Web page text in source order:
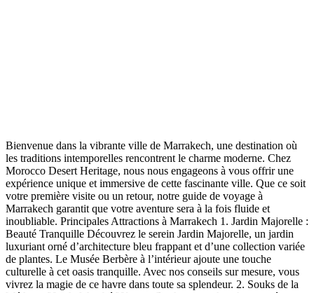
Bienvenue dans la vibrante ville de Marrakech, une destination où
les traditions intemporelles rencontrent le charme moderne. Chez
Morocco Desert Heritage, nous nous engageons à vous offrir une
expérience unique et immersive de cette fascinante ville. Que ce soit
votre première visite ou un retour, notre guide de voyage à
Marrakech garantit que votre aventure sera à la fois fluide et
inoubliable. Principales Attractions à Marrakech 1. Jardin Majorelle :
Beauté Tranquille Découvrez le serein Jardin Majorelle, un jardin
luxuriant orné d’architecture bleu frappant et d’une collection variée
de plantes. Le Musée Berbère à l’intérieur ajoute une touche
culturelle à cet oasis tranquille. Avec nos conseils sur mesure, vous
vivrez la magie de ce havre dans toute sa splendeur. 2. Souks de la